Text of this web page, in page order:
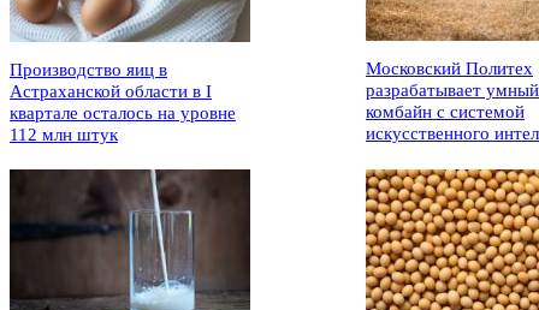
Производство яиц в
Астраханской области в I
квартале осталось на уровне
112 млн штук
Московский Политех
разрабатывает умный
комбайн с системой
искусственного